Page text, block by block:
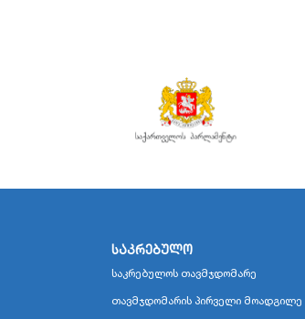
საკრებულო
საკრებულოს თავმჯდომარე
თავმჯდომარის პირველი მოადგილე